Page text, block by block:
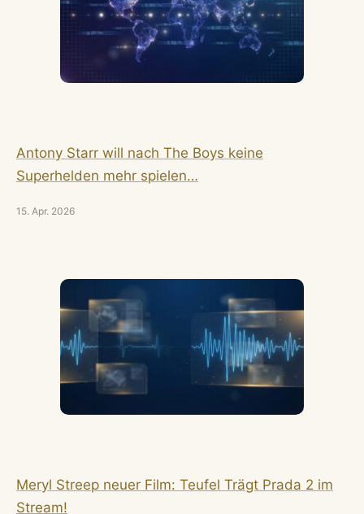
Antony Starr will nach The Boys keine
Superhelden mehr spielen…
15. Apr. 2026
Meryl Streep neuer Film: Teufel Trägt Prada 2 im
Stream!